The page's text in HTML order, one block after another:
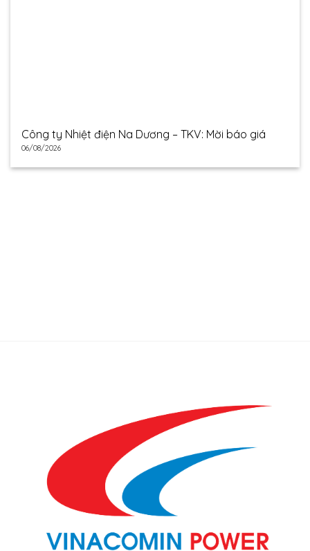
Công ty Nhiệt điện Na Dương – TKV: Mời báo giá
06/08/2026